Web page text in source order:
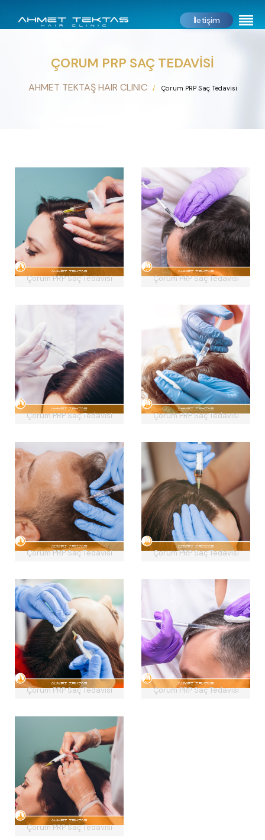
İletişim
ÇORUM PRP SAÇ TEDAVISI
AHMET TEKTAŞ HAIR CLINIC Çorum PRP Saç Tedavisi
Çorum PRP Saç Tedavisi Çorum PRP Saç Tedavisi
Çorum PRP Saç Tedavisi Çorum PRP Saç Tedavisi
Çorum PRP Saç Tedavisi Çorum PRP Saç Tedavisi
Çorum PRP Saç Tedavisi Çorum PRP Saç Tedavisi
Çorum PRP Saç Tedavisi